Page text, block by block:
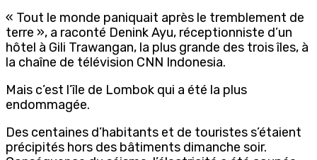
« Tout le monde paniquait après le tremblement de
terre », a raconté Denink Ayu, réceptionniste d’un
hôtel à Gili Trawangan, la plus grande des trois îles, à
la chaîne de télévision CNN Indonesia.
Mais c’est l’île de Lombok qui a été la plus
endommagée.
Des centaines d’habitants et de touristes s’étaient
précipités hors des bâtiments dimanche soir.